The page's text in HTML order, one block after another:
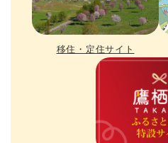
移住・定住サイト